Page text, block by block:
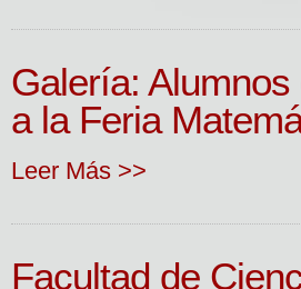
Galería:
a la Feria
Leer Más >>
Facultad de